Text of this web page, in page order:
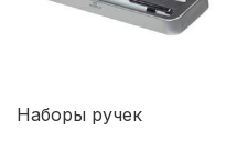
Наборы ручек